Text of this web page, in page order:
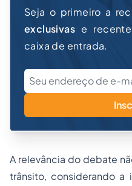
Seja o primeiro a
exclusivas e
caixa de entrada.
A relevância do debate
trânsito, considerando